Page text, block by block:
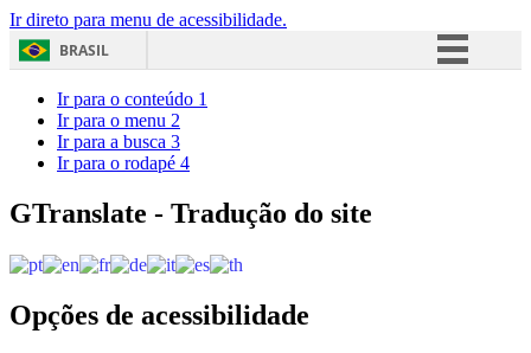
Ir direto para menu de acessibilidade.
BRASIL
Acesso à informação
Ir para o conteúdo 1
Ir para o menu 2
Ir para a busca 3
Ir para o rodapé 4
GTranslate - Tradução do site
Opções de acessibilidade